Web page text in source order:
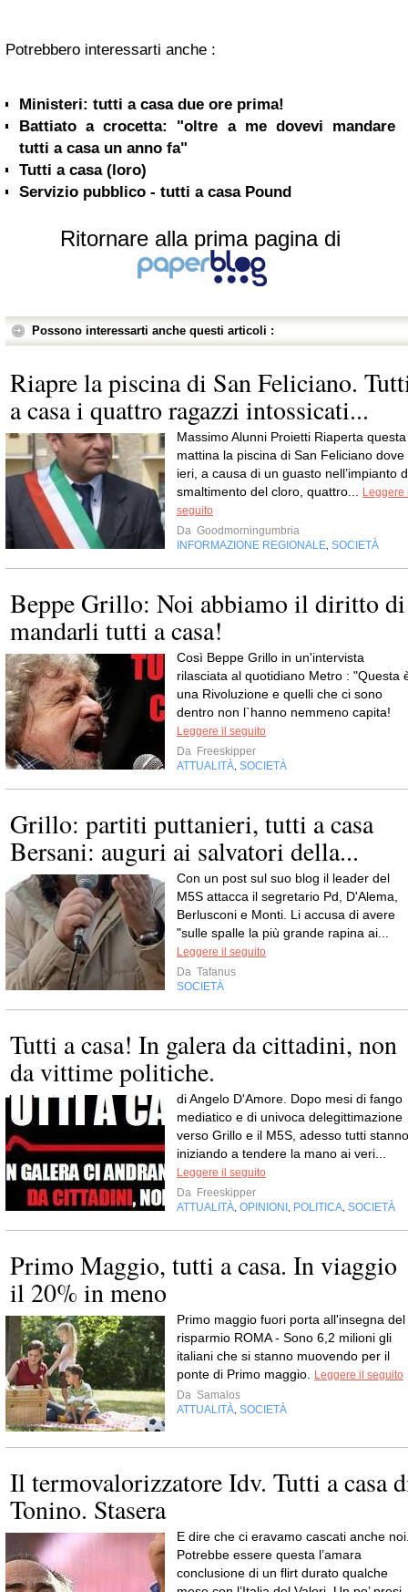
Potrebbero interessarti anche :
Ministeri: tutti a casa due ore prima!
Battiato a crocetta: "oltre a me dovevi mandare
tutti a casa un anno fa"
Tutti a casa (loro)
Servizio pubblico - tutti a casa Pound
Ritornare alla prima pagina di
Possono interessarti anche questi articoli :
Riapre la piscina di San Feliciano.
a casa i quattro ragazzi intossicati...
Massimo Alunni Proietti Riaperta questa
mattina la piscina di San Feliciano dove
ieri, a causa di un guasto nell’impianto
smaltimento del cloro, quattro...
Leggere
seguito
Da Goodmorningumbria
INFORMAZIONE REGIONALE SOCIETÀ
Beppe Grillo: Noi abbiamo il diritto di
mandarli tutti a casa!
Così Beppe Grillo in un'intervista
rilasciata al quotidiano Metro : "Questa
una Rivoluzione e quelli che ci sono
dentro non l`hanno nemmeno capita!
Leggere il seguito
Da Freeskipper
ATTUALITÀ SOCIETÀ
Grillo: partiti puttanieri, tutti a casa
Bersani: auguri ai salvatori della...
Con un post sul suo blog il leader del
M5S attacca il segretario Pd, D'Alema,
Berlusconi e Monti. Li accusa di avere
"sulle spalle la più grande rapina ai...
Leggere il seguito
Da Tafanus
SOCIETÀ
Tutti a casa! In galera da cittadini, non
da vittime politiche.
di Angelo D'Amore. Dopo mesi di fango
mediatico e di univoca delegittimazione
verso Grillo e il M5S, adesso tutti stanno
iniziando a tendere la mano ai veri...
Leggere il seguito
Da Freeskipper
ATTUALITÀ OPINIONI POLITICA SOCIETÀ
Primo Maggio, tutti a casa. In viaggio
il 20% in meno
Primo maggio fuori porta all'insegna del
risparmio ROMA - Sono 6,2 milioni gli
italiani che si stanno muovendo per il
ponte di Primo maggio.
Leggere il seguito
Da Samalos
ATTUALITÀ SOCIETÀ
Il termovalorizzatore Idv. Tutti a casa
Tonino. Stasera
E dire che ci eravamo cascati anche
Potrebbe essere questa l’amara
conclusione di un flirt durato qualche